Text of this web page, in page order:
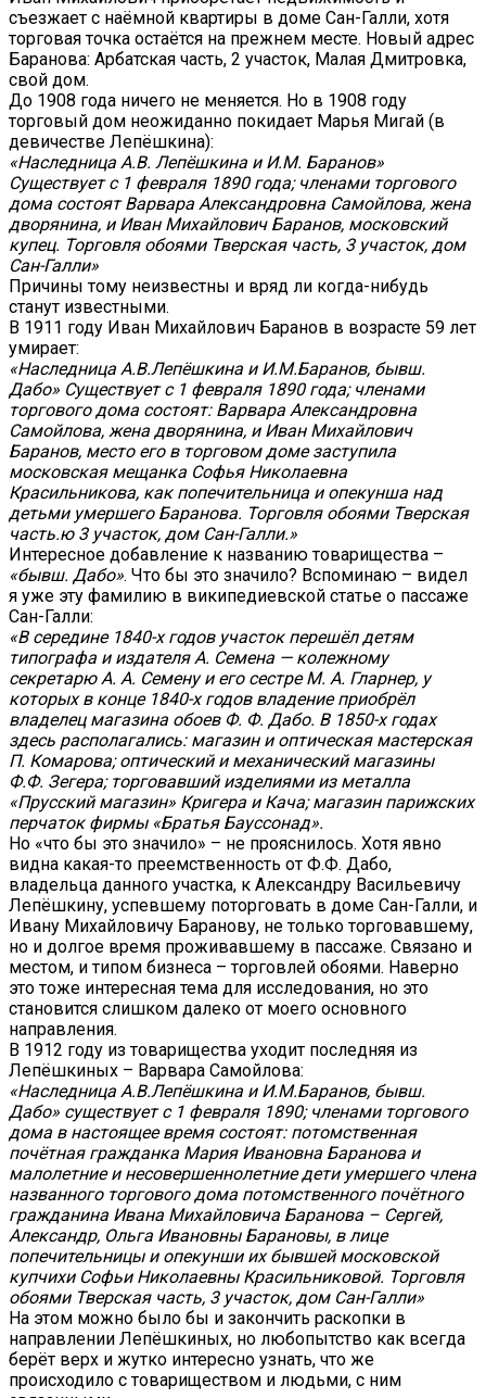
съезжает с наёмной квартиры в доме Сан-Галли, хотя
торговая точка остаётся на прежнем месте. Новый адрес
Баранова: Арбатская часть, 2 участок, Малая Дмитровка,
свой дом.
До 1908 года ничего не меняется. Но в 1908 году
торговый дом неожиданно покидает Марья Мигай (в
девичестве Лепёшкина):
«Наследница А.В. Лепёшкина и И.М. Баранов»
Существует с 1 февраля 1890 года; членами торгового
дома состоят Варвара Александровна Самойлова, жена
дворянина, и Иван Михайлович Баранов, московский
купец. Торговля обоями Тверская часть, 3 участок, дом
Сан-Галли»
Причины тому неизвестны и вряд ли когда-нибудь
станут известными.
В 1911 году Иван Михайлович Баранов в возрасте 59 лет
умирает:
«Наследница А.В.Лепёшкина и И.М.Баранов, бывш.
Дабо» Существует с 1 февраля 1890 года; членами
торгового дома состоят: Варвара Александровна
Самойлова, жена дворянина, и Иван Михайлович
Баранов, место его в торговом доме заступила
московская мещанка Софья Николаевна
Красильникова, как попечительница и опекунша над
детьми умершего Баранова. Торговля обоями Тверская
часть.ю 3 участок, дом Сан-Галли.»
Интересное добавление к названию товарищества –
«бывш. Дабо». Что бы это значило? Вспоминаю – видел
я уже эту фамилию в википедиевской статье о пассаже
Сан-Галли:
«В середине 1840-х годов участок перешёл детям
типографа и издателя А. Семена — колежному
секретарю А. А. Семену и его сестре М. А. Гларнер, у
которых в конце 1840-х годов владение приобрёл
владелец магазина обоев Ф. Ф. Дабо. В 1850-х годах
здесь располагались: магазин и оптическая мастерская
П. Комарова; оптический и механический магазины
Ф.Ф. Зегера; торговавший изделиями из металла
«Прусский магазин» Кригера и Кача; магазин парижских
перчаток фирмы «Братья Бауссонад».
Но «что бы это значило» – не прояснилось. Хотя явно
видна какая-то преемственность от Ф.Ф. Дабо,
владельца данного участка, к Александру Васильевичу
Лепёшкину, успевшему поторговать в доме Сан-Галли, и
Ивану Михайловичу Баранову, не только торговавшему,
но и долгое время проживавшему в пассаже. Связано и
местом, и типом бизнеса – торговлей обоями. Наверно
это тоже интересная тема для исследования, но это
становится слишком далеко от моего основного
направления.
В 1912 году из товарищества уходит последняя из
Лепёшкиных – Варвара Самойлова:
«Наследница А.В.Лепёшкина и И.М.Баранов, бывш.
Дабо» существует с 1 февраля 1890; членами торгового
дома в настоящее время состоят: потомственная
почётная гражданка Мария Ивановна Баранова и
малолетние и несовершеннолетние дети умершего члена
названного торгового дома потомственного почётного
гражданина Ивана Михайловича Баранова – Сергей,
Александр, Ольга Ивановны Барановы, в лице
попечительницы и опекунши их бывшей московской
купчихи Софьи Николаевны Красильниковой. Торговля
обоями Тверская часть, 3 участок, дом Сан-Галли»
На этом можно было бы и закончить раскопки в
направлении Лепёшкиных, но любопытство как всегда
берёт верх и жутко интересно узнать, что же
происходило с товариществом и людьми, с ним